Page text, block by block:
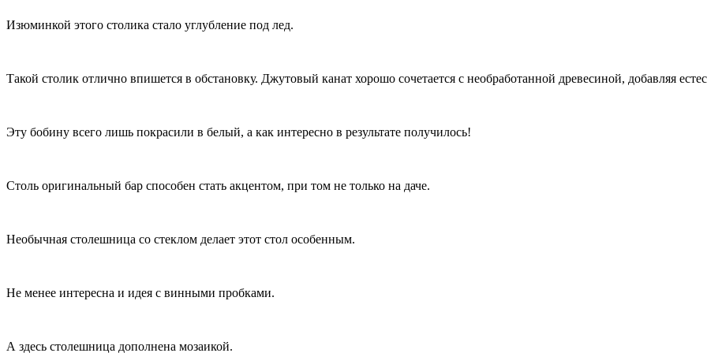
Изюминкой этого столика стало углубление под лед.
Такой столик отлично впишется в обстановку. Джутовый канат хорошо сочетается с необработанной древесиной, добавляя
Эту бобину всего лишь покрасили в белый, а как интересно в результате получилось!
Столь оригинальный бар способен стать акцентом, при том не только на даче.
Необычная столешница со стеклом делает этот стол особенным.
Не менее интересна и идея с винными пробками.
А здесь столешница дополнена мозаикой.